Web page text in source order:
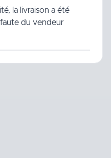
la livraison a été
faute du vendeur